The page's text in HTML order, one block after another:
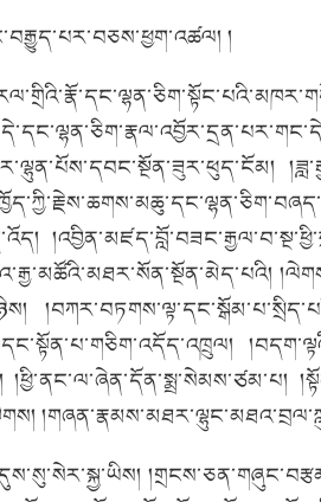
།
།ཕྱི་ནང་ལ་ཞེན་དོན་སྨྲ་སེམས་ཙམ་པ།